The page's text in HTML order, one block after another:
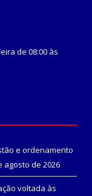
de 08:00 às
e ordenamento
agosto de 2026
voltada às